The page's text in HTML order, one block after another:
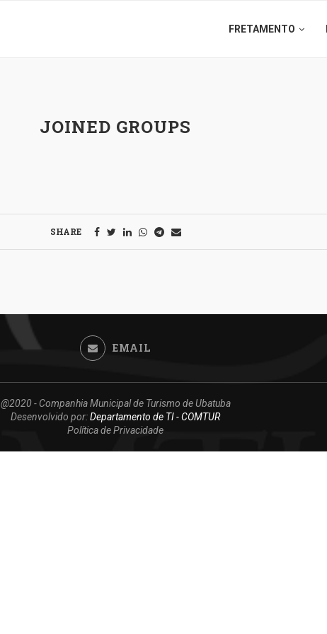
FRETAMENTO
JOINED GROUPS
SHARE
EMAIL
@2020 - Companhia Municipal de Turismo de Ubatuba
Desenvolvido por:Departamento de TI - COMTUR
Política de Privacidade